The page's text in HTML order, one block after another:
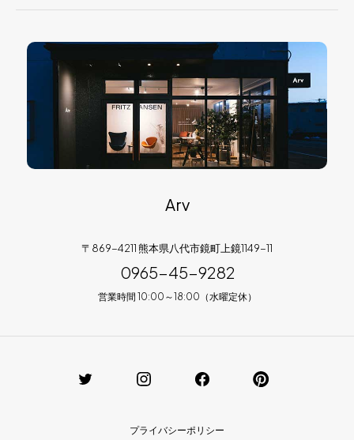
Arv
〒869-4211 熊本県八代市鏡町上鏡1149-11
0965-45-9282
営業時間 10:00～18:00（水曜定休）
プライバシーポリシー